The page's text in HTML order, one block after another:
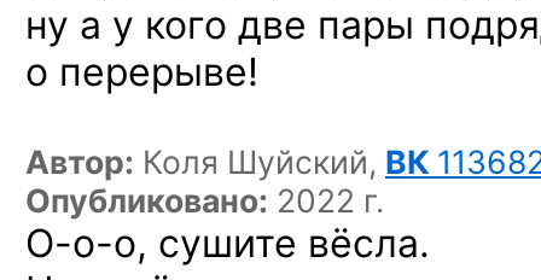
ну а у кого две пары
о перерыве!
Автор: Коля Шуйский, ВК
Опубликовано: 2022 г.
О-о-о, сушите вёсла.